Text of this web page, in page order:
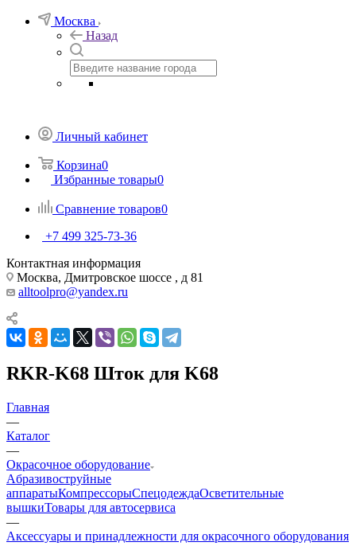
Москва
Назад
Личный кабинет
Корзина0
Избранные товары0
Сравнение товаров0
+7 499 325-73-36
Контактная информация
Москва, Дмитровское шоссе , д 81
alltoolpro@yandex.ru
RKR-K68 Шток для K68
Главная
—
Каталог
—
Окрасочное оборудование
Aбразивоструйные
аппаратыКомпрессорыСпецодеждаОсветительные
вышкиТовары для автосервиса
—
Аксессуары и принадлежности для окрасочного оборудования